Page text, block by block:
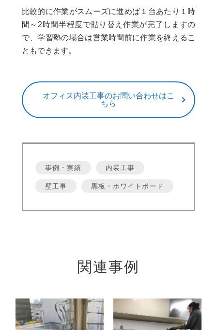
比較的に作業がスムーズに進めば１台あたり１時
間～2時間半程度で貼り替え作業が完了しますの
で、学習塾の場合は営業時間前に作業を終えるこ
ともできます。
オフィス内装工事のお問い合わせはこ
ちら
事例・実績 内装工事
壁工事 黒板・ホワイトボード
関連事例